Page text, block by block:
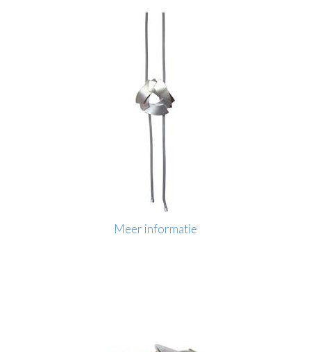
Meer informatie